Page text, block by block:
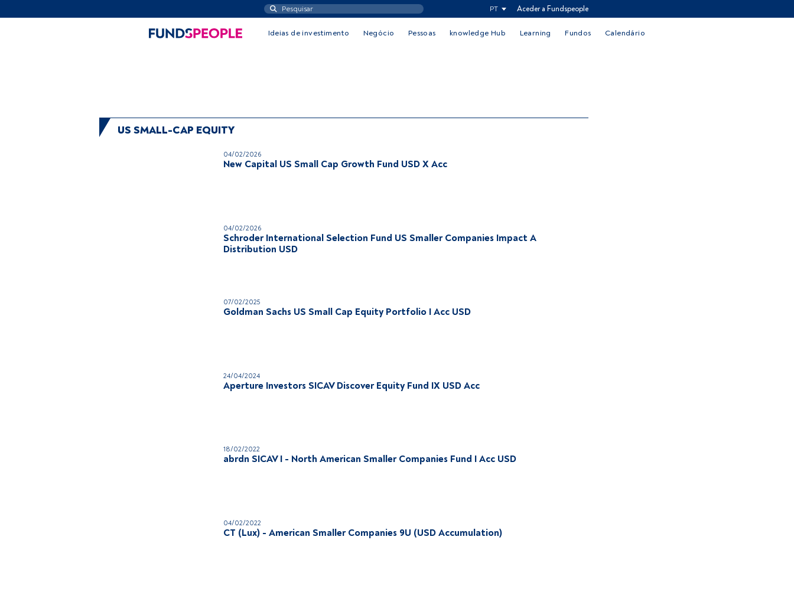
PT Aceder a Fundspeople
Ideias de investimento Negócio Pessoas knowledge Hub Learning Fundos Calendário
US SMALL-CAP EQUITY
04/02/2026
New Capital US Small Cap Growth Fund USD X Acc
04/02/2026
Schroder International Selection Fund US Smaller Companies Impact A
Distribution USD
07/02/2025
Goldman Sachs US Small Cap Equity Portfolio I Acc USD
24/04/2024
Aperture Investors SICAV Discover Equity Fund IX USD Acc
18/02/2022
abrdn SICAV I - North American Smaller Companies Fund I Acc USD
04/02/2022
CT (Lux) - American Smaller Companies 9U (USD Accumulation)